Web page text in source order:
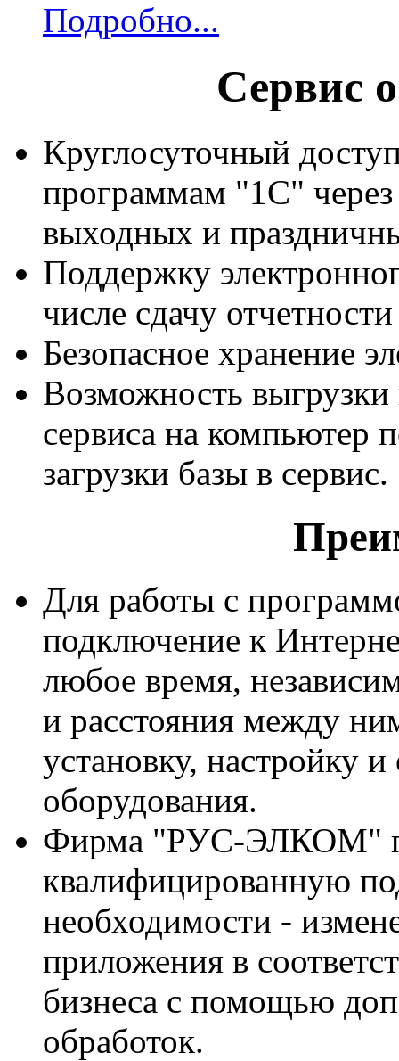
Подробно...
Сервис
Круглосуточный
программам "1С"
выходных и
Поддержку
числе сдачу
Безопасное хранение
Возможность
сервиса на компьютер
загрузки базы в сервис.
Для работы с
подключение к
любое время,
и расстояния между
установку, настройку
оборудования.
Фирма "РУС-ЭЛКОМ"
квалифицированную
необходимости -
приложения в
бизнеса с помощью
обработок.